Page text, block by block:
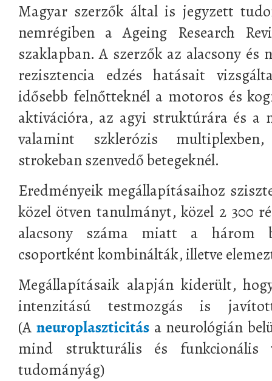
Magyar szerzők által is jegyzett
nemrégiben a Ageing Research
szaklapban. A szerzők az alacsony és
rezisztencia edzés hatásait
idősebb felnőtteknél a motoros és
aktivációra, az agyi struktúrára és a
valamint szklerózis
strokeban szenvedő betegeknél.
Eredményeik megállapításaihoz
közel ötven tanulmányt, közel 2 300
alacsony száma miatt a három
csoportként kombinálták, illetve
Megállapításaik alapján kiderült,
intenzitású testmozgás is
(A neuroplaszticitása neurológián
mind strukturális és funkcionális
tudományág)